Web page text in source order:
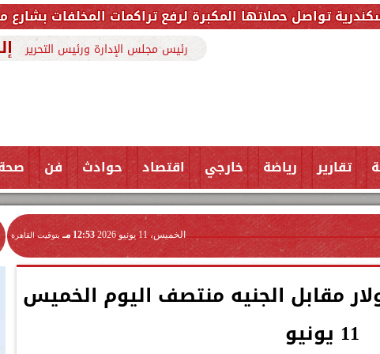
لرفع تراكمات المخلفات بشارع ملك حفني وتزيل 150 طنًا من المخلفات
رئيس مجلس الإدارة ورئيس التحرير
تقارير رياضة خارجي اقتصاد حوادث فن
الخميس، 11 يونيو 2026 12:53 مـ بتوقيت القاهرة
مقابل الجنيه منتصف اليوم الخميس
11 يونيو